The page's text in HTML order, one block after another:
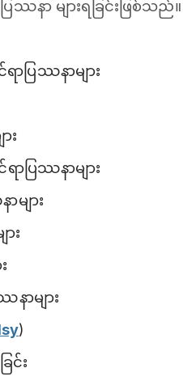
များရခြင်းဖြစ်သည်
ပြဿနာများ
း
ပြဿနာများ
များ
း
ာများ
)
င်း